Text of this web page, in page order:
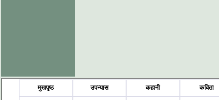
मुखपृष्ठ उपन्यास कहानी कविता